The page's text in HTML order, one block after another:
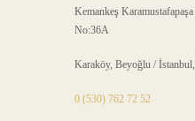
Kemankeş
No:36A
Karaköy, Beyoğlu /
0 (530) 762 72 52